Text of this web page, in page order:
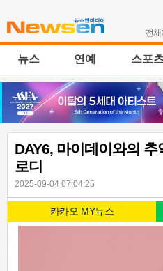
전체
뉴스 연예 스포
DAY6, 마이데이와의
로디
2025-09-04 07:04:25
카카오 MY뉴스